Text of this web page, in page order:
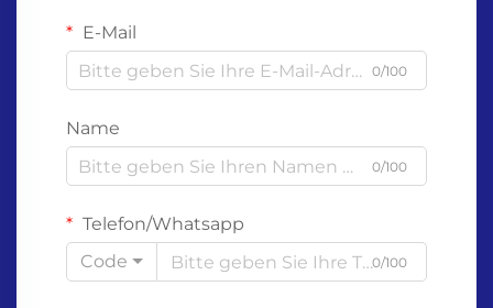
E-Mail
0/100
Name
0/100
Telefon/Whatsapp
Code
0/100